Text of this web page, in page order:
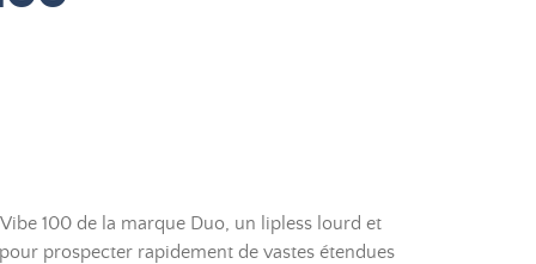
100 de la marque Duo, un lipless lourd et
prospecter rapidement de vastes étendues